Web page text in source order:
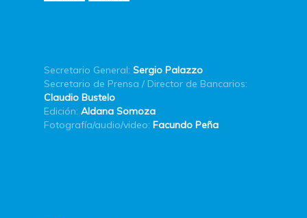
Secretario General: Sergio Palazzo
Secretario de Prensa / Director de Bancarios:
Claudio Bustelo
Edición: Aldana Somoza
Fotografía/audio/video: Facundo Peña